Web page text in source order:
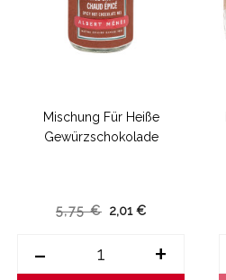
Mischung Für Heiße
Gewürzschokolade
5,75 € 2,01 €
- +